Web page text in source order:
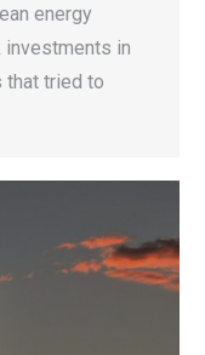
energy
investments in
that tried to